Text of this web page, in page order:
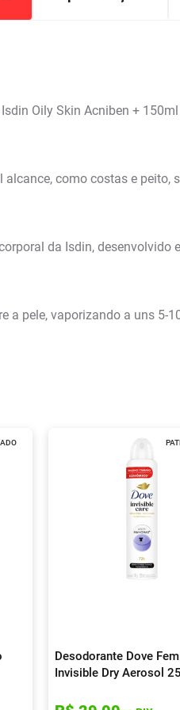
Oily Skin Acniben + 150ml
alcance, como costas e
da Isdin, desenvolvido
a pele, vaporizando a uns
Desodorante Dove
Invisible Dry Aerosol